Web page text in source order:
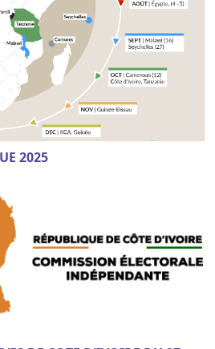
2025